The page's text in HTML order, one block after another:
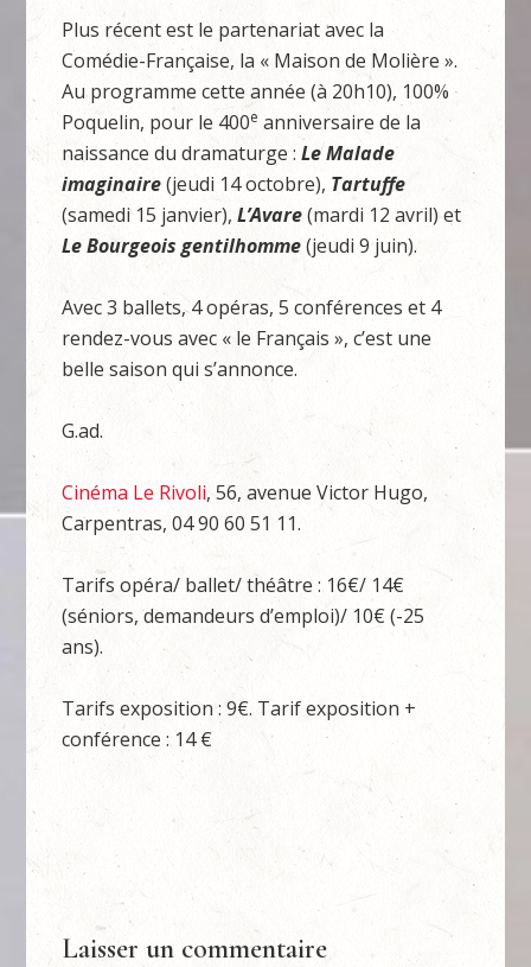
Plus récent est le partenariat avec la
Comédie-Française, la « Maison de Molière ».
Au programme cette année (à 20h10), 100%
Poquelin, pour le 400e anniversaire de la
naissance du dramaturge :Le Malade
imaginaire(jeudi 14 octobre), Tartuffe
(samedi 15 janvier),L’Avare(mardi 12 avril) et
Le Bourgeois gentilhomme(jeudi 9 juin).
Avec 3 ballets, 4 opéras, 5 conférences et 4
rendez-vous avec « le Français », c’est une
belle saison qui s’annonce.
G.ad.
Cinéma Le Rivoli, 56, avenue Victor Hugo,
Carpentras, 04 90 60 51 11.
Tarifs opéra/ ballet/ théâtre : 16€/ 14€
(séniors, demandeurs d’emploi)/ 10€ (-25
ans).
Tarifs exposition : 9€. Tarif exposition +
conférence : 14 €
Laisser un commentaire